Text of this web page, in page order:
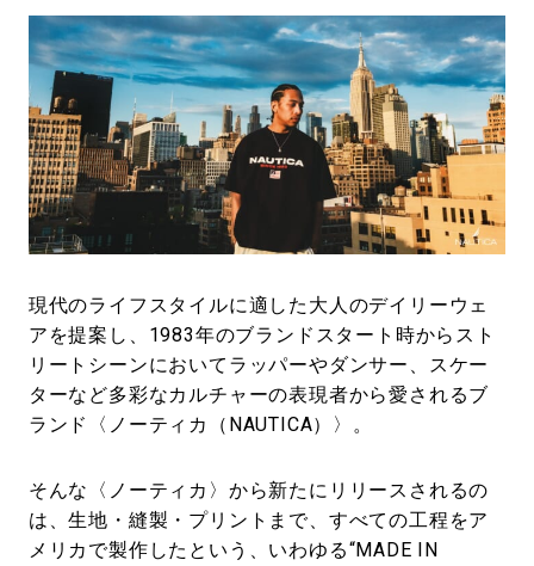
#NEW VINTAGE #マイナーグッド図鑑
#路地裏てぃーん。 #MONTHLY JOURNAL
#GH 銘品の所以 #フイナムのYouTube
#Commune H #FOCUS IT #AH.H
#ととけん #FASHION #MUSIC #MOVIE
#LIFESTYLE #SNEAKER #OUTDOOR
#SPORTS #HANDSOME HANDBOOK
現代のライフスタイルに適した大人のデイリーウェ
アを提案し、1983年のブランドスタート時からスト
リートシーンにおいてラッパーやダンサー、スケー
ターなど多彩なカルチャーの表現者から愛されるブ
ランド〈ノーティカ（NAUTICA）〉。
そんな〈ノーティカ〉から新たにリリースされるの
は、生地・縫製・プリントまで、すべての工程をア
メリカで製作したという、いわゆる“MADE IN